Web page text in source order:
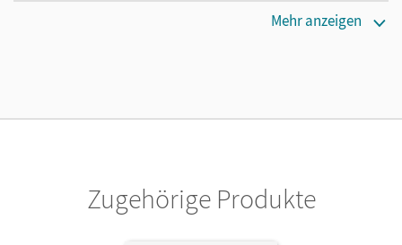
ein Jahr lang ergänzend zum Print-Titel nutzen möchten.
Cornelsen Verlag
Mehr anzeigen
Zugehörige Produkte